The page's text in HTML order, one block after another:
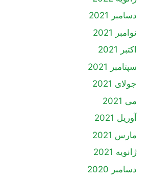
دسامبر 2021
نوامبر 2021
اکتبر 2021
سپتامبر 2021
جولای 2021
می 2021
آوریل 2021
مارس 2021
ژانویه 2021
دسامبر 2020